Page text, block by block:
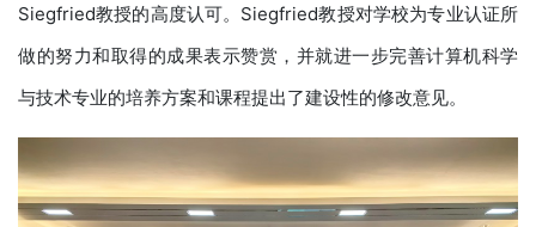
Siegfried教授的高度认可。Siegfried教授对学校为专业认证所
做的努力和取得的成果表示赞赏，并就进一步完善计算机科学
与技术专业的培养方案和课程提出了建设性的修改意见。